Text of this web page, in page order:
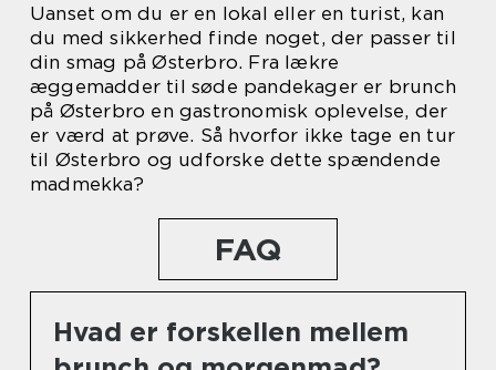
Uanset om du er en lokal eller en turist, kan
du med sikkerhed finde noget, der passer til
din smag på Østerbro. Fra lækre
æggemadder til søde pandekager er brunch
på Østerbro en gastronomisk oplevelse, der
er værd at prøve. Så hvorfor ikke tage en tur
til Østerbro og udforske dette spændende
madmekka?
FAQ
Hvad er forskellen mellem